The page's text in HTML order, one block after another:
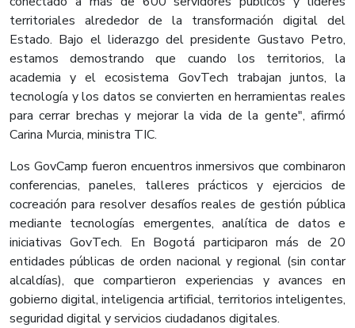
territoriales alrededor de la transformación digital del
Estado. Bajo el liderazgo del presidente Gustavo Petro,
estamos demostrando que cuando los territorios, la
academia y el ecosistema GovTech trabajan juntos, la
tecnología y los datos se convierten en herramientas reales
para cerrar brechas y mejorar la vida de la gente", afirmó
Carina Murcia, ministra TIC.
Los GovCamp fueron encuentros inmersivos que combinaron
conferencias, paneles, talleres prácticos y ejercicios de
cocreación para resolver desafíos reales de gestión pública
mediante tecnologías emergentes, analítica de datos e
iniciativas GovTech. En Bogotá participaron más de 20
entidades públicas de orden nacional y regional (sin contar
alcaldías), que compartieron experiencias y avances en
gobierno digital, inteligencia artificial, territorios inteligentes,
seguridad digital y servicios ciudadanos digitales.